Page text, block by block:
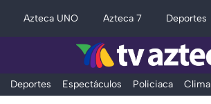
Azteca UNO Azteca 7 Deportes
Deportes Espectáculos Policiaca Clima